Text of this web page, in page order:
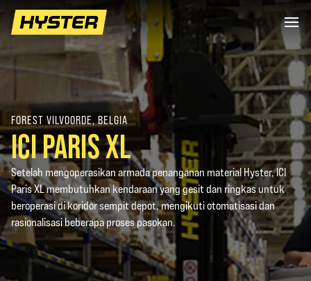
FOREST VILVOORDE, BELGIA
ICI PARIS XL
Setelah mengoperasikan armada penanganan material Hyster, ICI
Paris XL membutuhkan kendaraan yang gesit dan ringkas untuk
beroperasi di koridor sempit depot, mengikuti otomatisasi dan
rasionalisasi beberapa proses pasokan.